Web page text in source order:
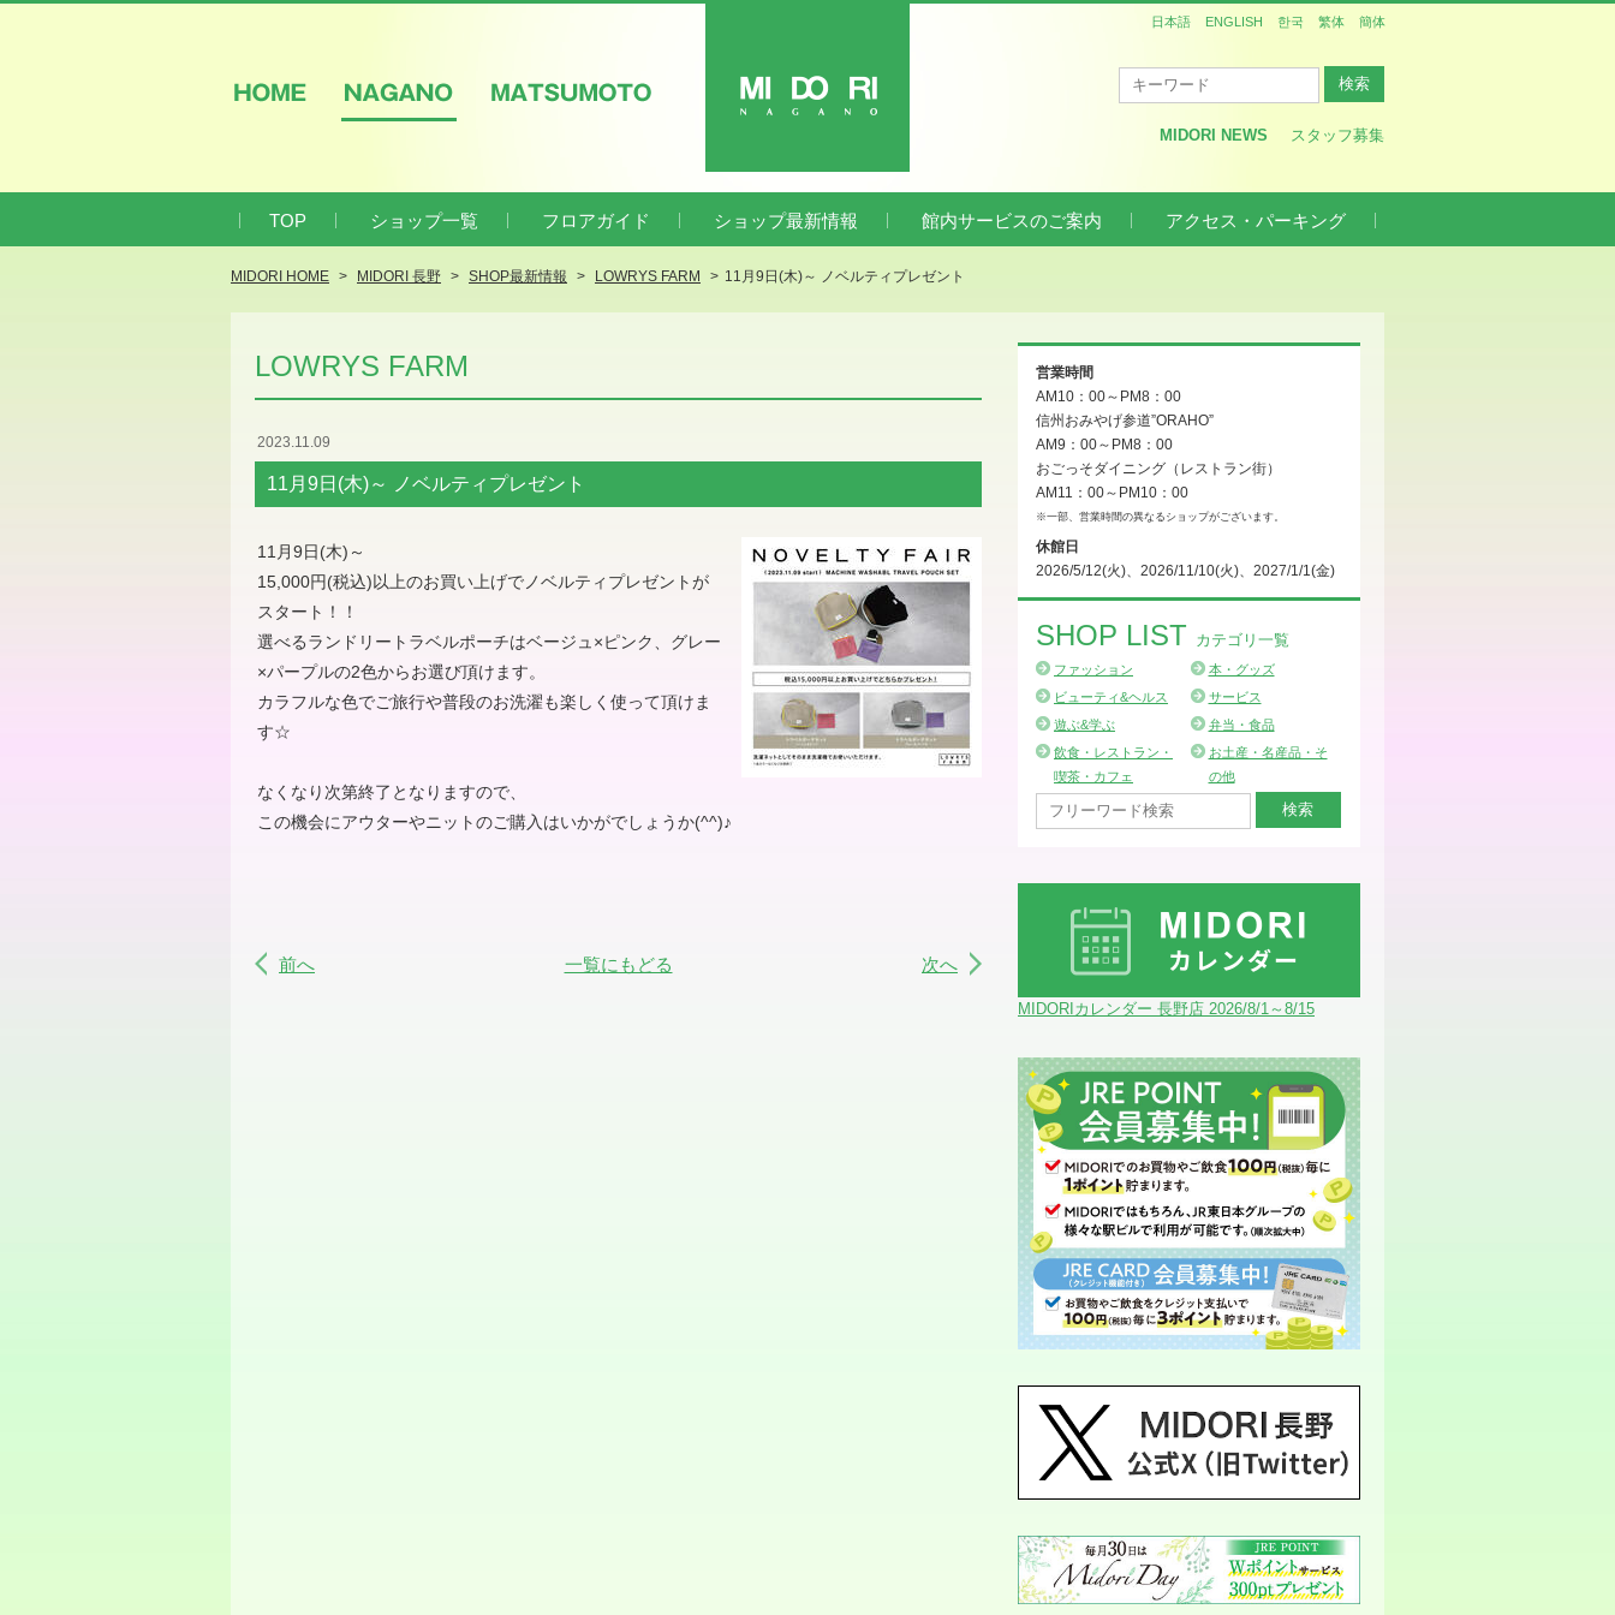
MIDORI NEWS
スタッフ募集
日本語 ENGLISH 한국 繁体 簡体
TOP ショップ一覧 フロアガイド ショップ最新情報 館内サービスのご案内 アクセス・パーキング
MIDORI HOME MIDORI 長野 SHOP最新情報 LOWRYS FARM 11月9日(木)～ ノベルティプレゼント
LOWRYS FARM
2023.11.09
11月9日(木)～ ノベルティプレゼント
11月9日(木)～
15,000円(税込)以上のお買い上げでノベルティプレゼントが
スタート！！
選べるランドリートラベルポーチはベージュ×ピンク、グレー
×パープルの2色からお選び頂けます。
カラフルな色でご旅行や普段のお洗濯も楽しく使って頂けま
す☆
なくなり次第終了となりますので、
この機会にアウターやニットのご購入はいかがでしょうか(^^)♪
前へ 一覧にもどる 次へ
営業時間
AM10：00～PM8：00
信州おみやげ参道”ORAHO”
AM9：00～PM8：00
おごっそダイニング（レストラン街）
AM11：00～PM10：00
※一部、営業時間の異なるショップがございます。
休館日
2026/5/12(火)、2026/11/10(火)、2027/1/1(金)
SHOP LIST カテゴリ一覧
ファッション
本・グッズ
ビューティ&ヘルス
サービス
遊ぶ&学ぶ
弁当・食品
飲食・レストラン・
喫茶・カフェ
お土産・名産品・そ
の他
MIDORIカレンダー 長野店 2026/8/1～8/15